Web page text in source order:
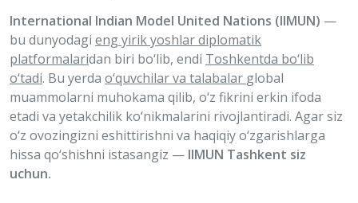
International Indian Model United Nations (IIMUN) —
bu dunyodagi eng yirik yoshlar diplomatik
platformalaridan biri bo‘lib, endi Toshkentda bo‘lib
o‘tadi. Bu yerda o‘quvchilar va talabalar global
muammolarni muhokama qilib, o‘z fikrini erkin ifoda
etadi va yetakchilik ko‘nikmalarini rivojlantiradi. Agar siz
o‘z ovozingizni eshittirishni va haqiqiy o‘zgarishlarga
hissa qo‘shishni istasangiz — IIMUN Tashkent siz
uchun.